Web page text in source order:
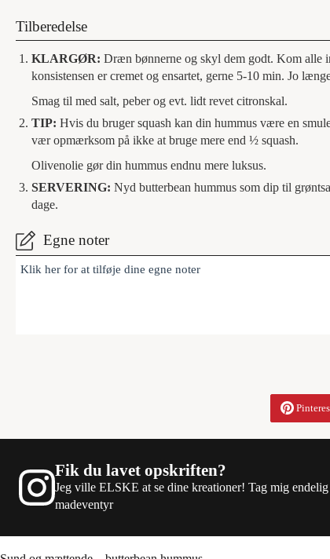
Tilberedelse
KLARGØR: Dræn bønnerne og skyl dem godt. Kom alle
konsistensen er cremet og ensartet, gerne 5-10 min. Jo
Smag til med salt, peber og evt. lidt revet citronskal.
TIP: Hvis du bruger squash kan din hummus være en
vær opmærksom på ikke at bruge mere end ½ squash.
Olivenolie gør din hummus endnu mere luksus.
SERVERING: Nyd butterbean hummus som dip til
dage.
Egne noter
Klik her for at tilføje dine egne noter
Fik du lavet opskriften?
Jeg ville ELSKE at se dine kreationer! Tag mig endelig
madeventyr